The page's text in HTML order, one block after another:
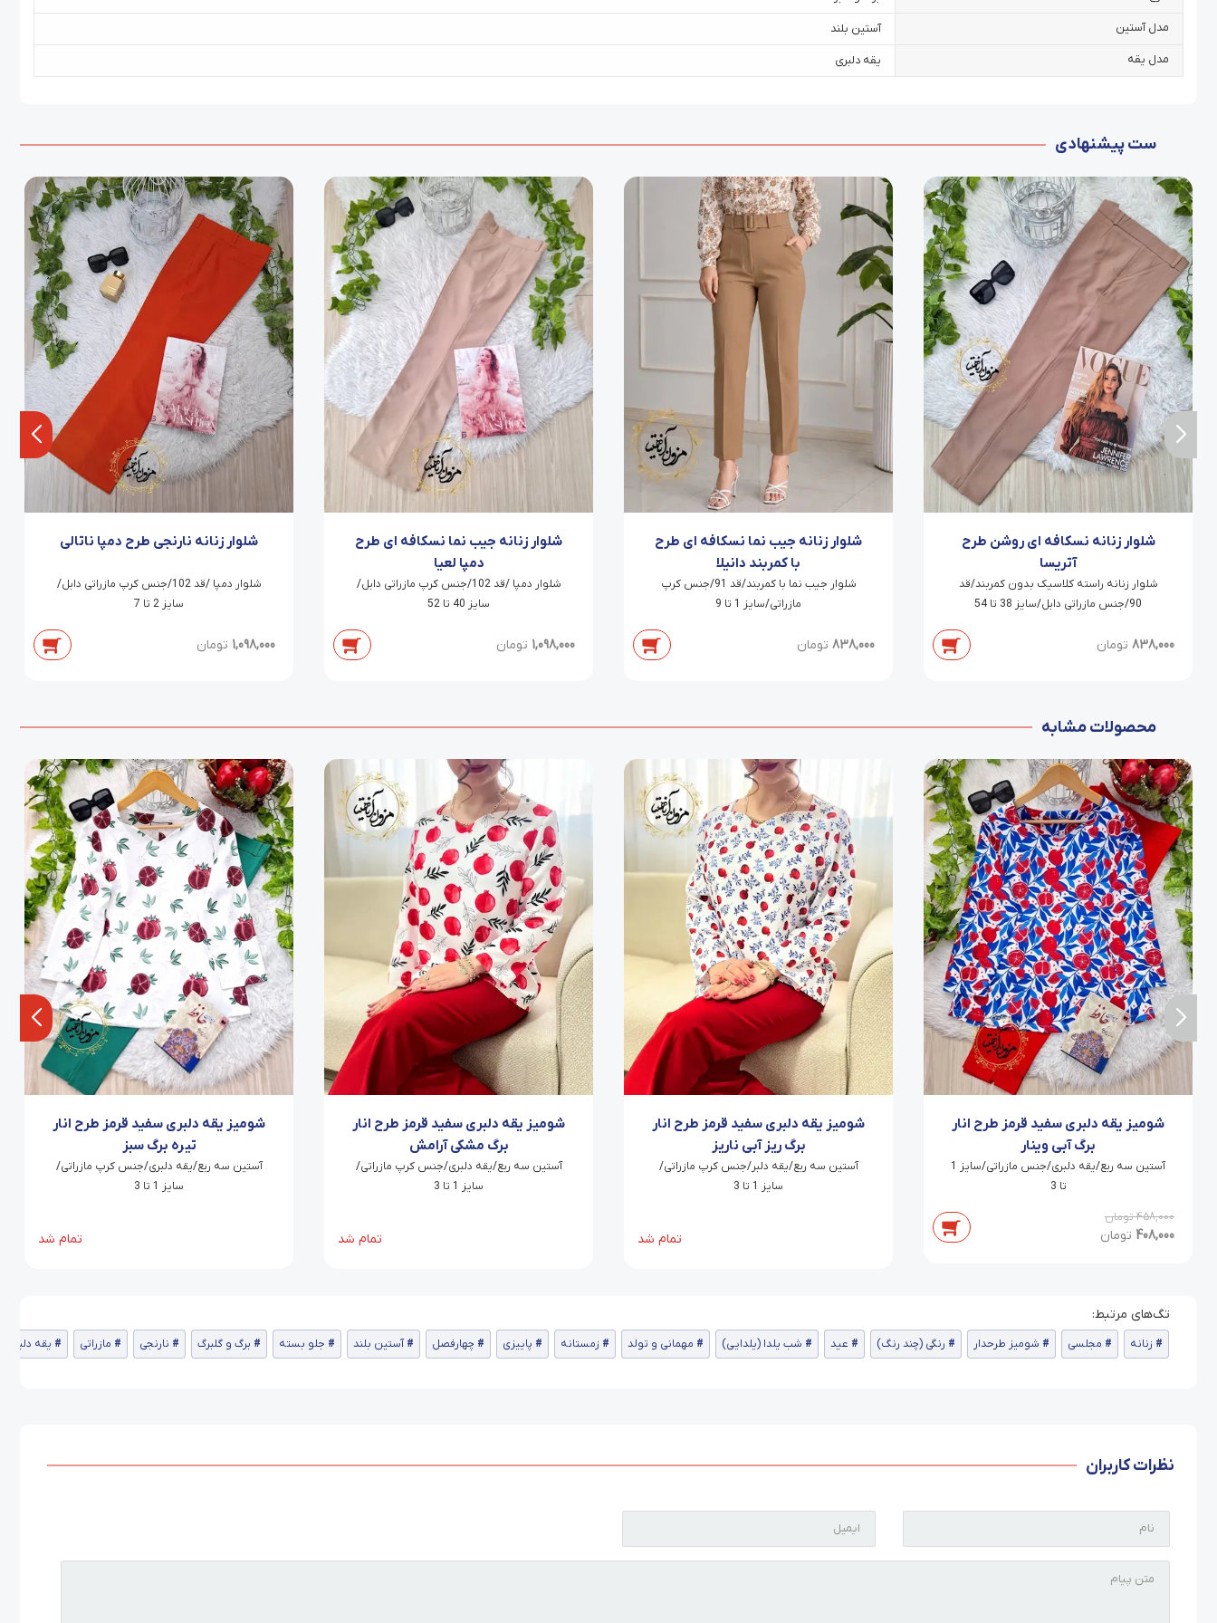
مدل آستین آستین بلند
مدل یقه یقه دلبری
ست پیشنهادی
شلوار زنانه نسکافه ای روشن طرح
آتریسا
شلوار زنانه راسته کلاسیک بدون کمربند/قد
90/جنس مازراتی دابل/سایز 38 تا 54
838,000 تومان
شلوار زنانه جیب نما نسکافه ای طرح
با کمربند دانیلا
شلوار جیب نما با کمربند/قد 91/جنس کرپ
مازراتی/سایز 1 تا 9
838,000 تومان
شلوار زنانه جیب نما نسکافه ای طرح
دمپا لعیا
شلوار دمپا /قد 102/جنس کرپ مازراتی دابل/
سایز 40 تا 52
1,098,000 تومان
شلوار زنانه نارنجی طرح دمپا ناتالی
شلوار دمپا /قد 102/جنس کرپ مازراتی دابل/
سایز 2 تا 7
1,098,000 تومان
محصولات مشابه
شومیز یقه دلبری سفید قرمز طرح انار
برگ آبی وینار
آستین سه ربع/یقه دلبری/جنس مازراتی/سایز 1
تا 3
458,000تومان
408,000 تومان
شومیز یقه دلبری سفید قرمز طرح انار
برگ ریز آبی ناریز
آستین سه ربع/یقه دلبر/جنس کرپ مازراتی/
سایز 1 تا 3
تمام شد
شومیز یقه دلبری سفید قرمز طرح انار
برگ مشکی آرامش
آستین سه ربع/یقه دلبری/جنس کرپ مازراتی/
سایز 1 تا 3
تمام شد
شومیز یقه دلبری سفید قرمز طرح انار
تیره برگ سبز
آستین سه ربع/یقه دلبری/جنس کرپ مازراتی/
سایز 1 تا 3
تمام شد
زنانه مجلسی شومیز طرحدار رنگی (چند رنگ) عید شب یلدا (یلدایی) مهمانی و تولد زمستانه پاییزی چهارفصل آستین بلند جلو بسته برگ و گلبرگ نارنجی مازراتی یقه دلبری
نظرات کاربران